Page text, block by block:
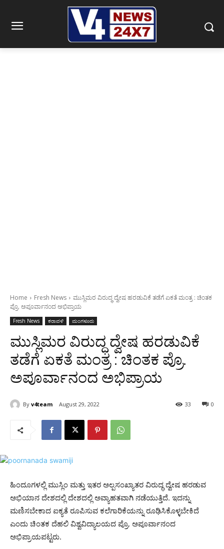
Home Fresh News
ಮುಸ್ಲಿಮರ ವಿರುದ್ಧ ದ್ವೇಷ ಹರಡುವಿಕೆ ತಡೆಗೆ ಏಕತೆ ಮಂತ್ರ : ಚಿಂತಕ
ಪ್ರೊ. ಅಪೂರ್ವಾನಂದ ಅಭಿಪ್ರಾಯ
Fresh News ಕರಾವಳಿ ಮಂಗಳೂರು
ಮುಸ್ಲಿಮರ ವಿರುದ್ಧ ದ್ವೇಷ ಹರಡುವಿಕೆ
ತಡೆಗೆ ಏಕತೆ ಮಂತ್ರ : ಚಿಂತಕ ಪ್ರೊ.
ಅಪೂರ್ವಾನಂದ ಅಭಿಪ್ರಾಯ
By v4team August 29, 2022 0
33
ಹಿಂದೂಗಳಲ್ಲಿ ಮುಸ್ಲಿಂ ಮತ್ತು ಇತರ ಅಲ್ಪಸಂಖ್ಯಾತರ ವಿರುದ್ಧ ದ್ವೇಷ ಹರಡುವ
ಅಭಿಯಾನ ದೇಶದಲ್ಲಿ ದೇಶದಲ್ಲಿ ಅವ್ಯಾಹತವಾಗಿ ನಡೆಯುತ್ತಿದೆ. ಇದನ್ನು
ಮಣಿಸಬೇಕಾದ ಐಕ್ಯತೆ ರೂಪಿಸುವ ಕಲೆಗಾರಿಕೆಯನ್ನು ರೂಢಿಸಿಕೊಳ್ಳಬೇಕಿದೆ
ಎಂದು ಚಿಂತಕ ದೆಹಲಿ ವಿಶ್ವವಿದ್ಯಾಲಯದ ಪ್ರೊ. ಅಪೂರ್ವಾನಂದ
ಅಭಿಪ್ರಾಯಪಟ್ಟರು.